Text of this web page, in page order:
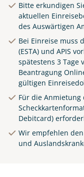
Bitte erkundigen
aktuellen
des Auswärtigen
Bei Einreise muss
(ESTA) und APIS
spätestens 3 Tage
Beantragung
gültigen
Für die Anmietung
Debitcard)
Wir empfehlen
und